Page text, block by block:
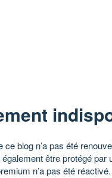
blog n’a pas été
être protégé par
n’a pas été réactivé.